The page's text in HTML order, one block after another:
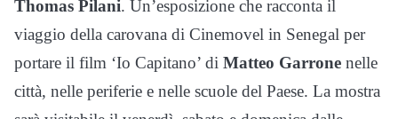
Thomas Pilani. Un’esposizione che racconta il
viaggio della carovana di Cinemovel in Senegal per
portare il film ‘Io Capitano’ di Matteo Garrone nelle
città, nelle periferie e nelle scuole del Paese. La mostra